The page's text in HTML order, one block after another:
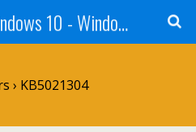
Windows 11 - Windows 10 - Windows 8 - Windows 7 - VISTA
› KB5021304